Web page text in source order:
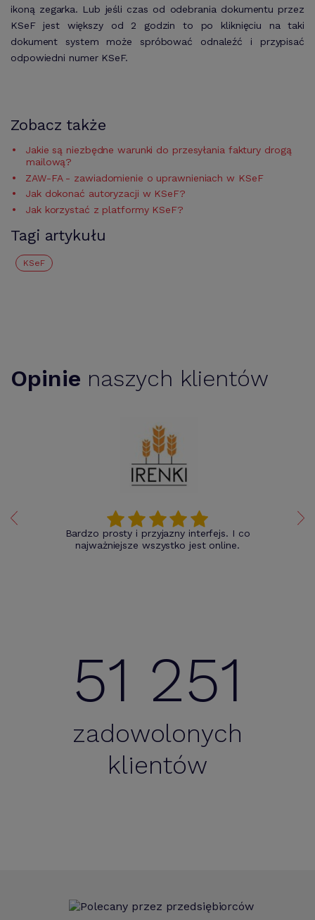
ikoną zegarka. Lub jeśli czas od odebrania dokumentu przez
KSeF jest większy od 2 godzin to po kliknięciu na taki
dokument system może spróbować odnaleźć i przypisać
odpowiedni numer KSeF.
Zobacz także
Jakie są niezbędne warunki do przesyłania faktury drogą
mailową?
ZAW-FA - zawiadomienie o uprawnieniach w KSeF
Jak dokonać autoryzacji w KSeF?
Jak korzystać z platformy KSeF?
Tagi artykułu
KSeF
Opinie naszych klientów
Bardzo prosty i przyjazny interfejs. I co
najważniejsze wszystko jest online.
51 251
zadowolonych
klientów